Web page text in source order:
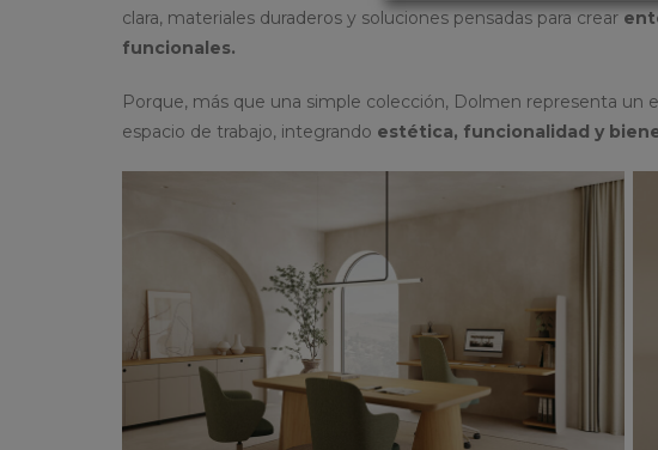
clara, materiales duraderos y soluciones pensadas para crear
funcionales.
Porque, más que una simple colección, Dolmen representa un
espacio de trabajo, integrando estética, funcionalidad y